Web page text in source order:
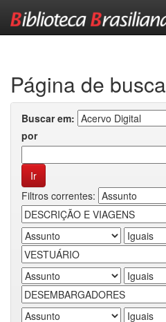
Página de busca
Buscar em:
por
Filtros correntes: